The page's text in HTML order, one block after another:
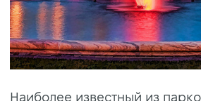
Наиболее известный из